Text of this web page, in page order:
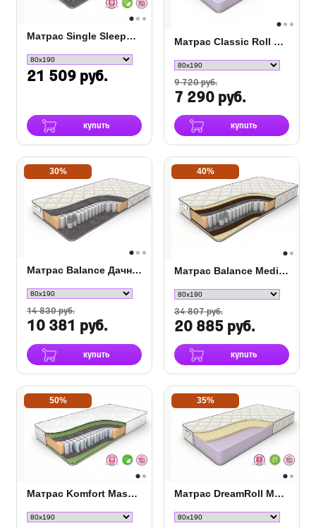
Матрас Single SleepDream Medium S-1000
21 509 руб.
купить
Матрас Classic Roll Slim
9 720 руб.
7 290 руб.
купить
30%
Матрас Balance Дачный TFK
14 830 руб.
10 381 руб.
купить
40%
Матрас Balance Medium TFK
34 807 руб.
20 885 руб.
купить
50%
Матрас Komfort Massage DS
35%
Матрас DreamRoll Max Latex